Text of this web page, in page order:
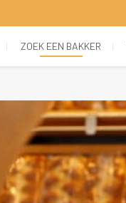
(current)ZOEK EEN BAKKER